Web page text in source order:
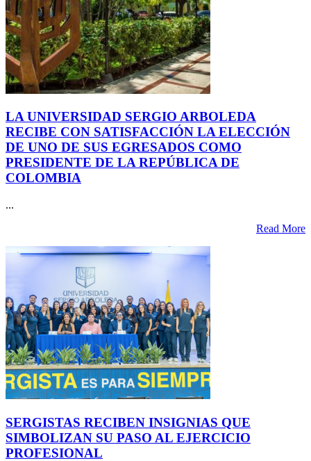
LA UNIVERSIDAD SERGIO ARBOLEDA
RECIBE CON SATISFACCIÓN LA ELECCIÓN
DE UNO DE SUS EGRESADOS COMO
PRESIDENTE DE LA REPÚBLICA DE
COLOMBIA
...
Read More
SERGISTAS RECIBEN INSIGNIAS QUE
SIMBOLIZAN SU PASO AL EJERCICIO
PROFESIONAL